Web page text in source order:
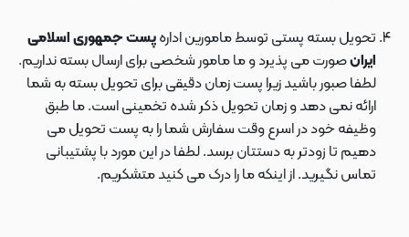
تحویل بسته پستی توسط مامورین ادارهپست جمهوری اسلامی
ایرانصورت می پذیرد و ما مامور شخصی برای ارسال بسته نداریم.
لطفا صبور باشید زیرا پست زمان دقیقی برای تحویل بسته به شما
ارائه نمی دهد و زمان تحویل ذکر شده تخمینی است. ما طبق
وظیفه خود در اسرع وقت سفارش شما را به پست تحویل می
دهیم تا زودتر به دستتان برسد. لطفا در این مورد با پشتیبانی
تماس نگیرید. از اینکه ما را درک می کنید متشکریم.